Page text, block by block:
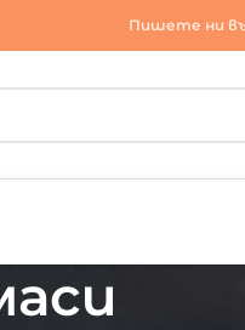
Пишете ни